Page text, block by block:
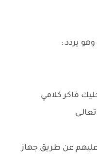
يردد :
فاكر كلامي
عن طريق جهاز